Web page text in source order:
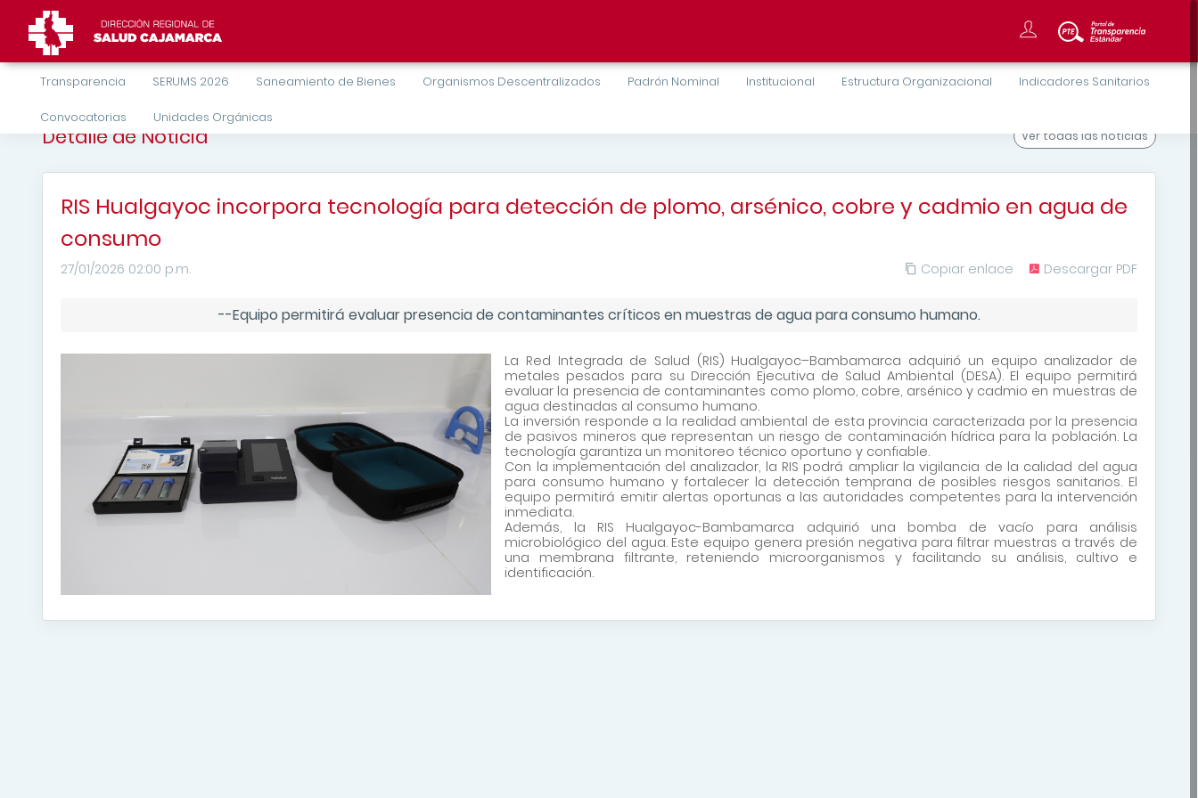
Transparencia SERUMS 2026 Saneamiento de Bienes Organismos Descentralizados Padrón Nominal Institucional Estructura Organizacional Indicadores Sanitarios
Convocatorias Unidades Orgánicas
Ver todas las noticias
Detalle de Noticia
RIS Hualgayoc incorpora tecnología para detección de plomo, arsénico, cobre y cadmio en agua de
consumo
27/01/2026 02:00 p.m. Descargar PDF
Copiar enlace
--Equipo permitirá evaluar presencia de contaminantes críticos en muestras de agua para consumo humano.
La Red Integrada de Salud (RIS) Hualgayoc–Bambamarca adquirió un equipo analizador de
metales pesados para su Dirección Ejecutiva de Salud Ambiental (DESA). El equipo permitirá
evaluar la presencia de contaminantes como plomo, cobre, arsénico y cadmio en muestras de
agua destinadas al consumo humano.
La inversión responde a la realidad ambiental de esta provincia caracterizada por la presencia
de pasivos mineros que representan un riesgo de contaminación hídrica para la población. La
tecnología garantiza un monitoreo técnico oportuno y confiable.
Con la implementación del analizador, la RIS podrá ampliar la vigilancia de la calidad del agua
para consumo humano y fortalecer la detección temprana de posibles riesgos sanitarios. El
equipo permitirá emitir alertas oportunas a las autoridades competentes para la intervención
inmediata.
Además, la RIS Hualgayoc-Bambamarca adquirió una bomba de vacío para análisis
microbiológico del agua. Este equipo genera presión negativa para filtrar muestras a través de
una membrana filtrante, reteniendo microorganismos y facilitando su análisis, cultivo e
identificación.